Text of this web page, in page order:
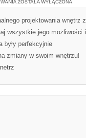
REVIT:
PROJEKTOWANIA
WNĘTRZ
ZOSTAŁA WYŁĄCZONA
projektowania wnętrz z
wszystkie jego możliwości i
były perfekcyjnie
zmiany w swoim wnętrzu!